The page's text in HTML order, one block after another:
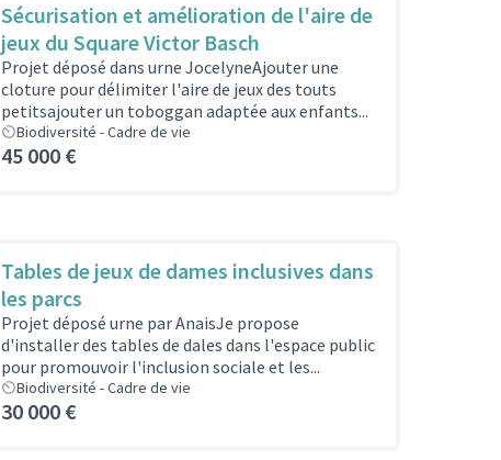
Sécurisation et amélioration de l'aire de
jeux du Square Victor Basch
Projet déposé dans urne JocelyneAjouter une
cloture pour délimiter l'aire de jeux des touts
petitsajouter un toboggan adaptée aux enfants...
Biodiversité - Cadre de vie
45 000 €
Tables de jeux de dames inclusives dans
les parcs
Projet déposé urne par AnaisJe propose
d'installer des tables de dales dans l'espace public
pour promouvoir l'inclusion sociale et les...
Biodiversité - Cadre de vie
30 000 €